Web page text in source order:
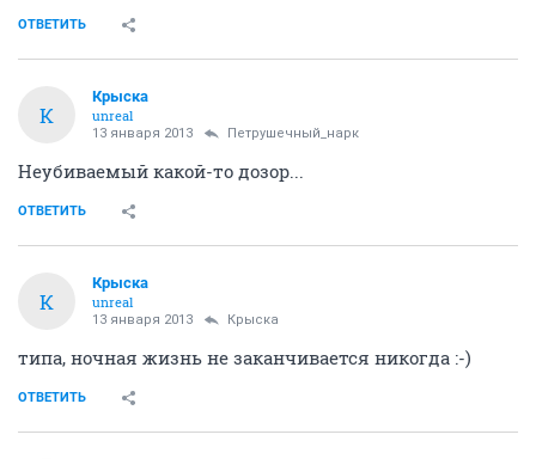
ОТВЕТИТЬ
К
Крыска
unreal
13 января 2013 Петрушечный_нарк
Неубиваемый какой-то дозор...
ОТВЕТИТЬ
К
Крыска
unreal
13 января 2013 Крыска
типа, ночная жизнь не заканчивается никогда :-)
ОТВЕТИТЬ